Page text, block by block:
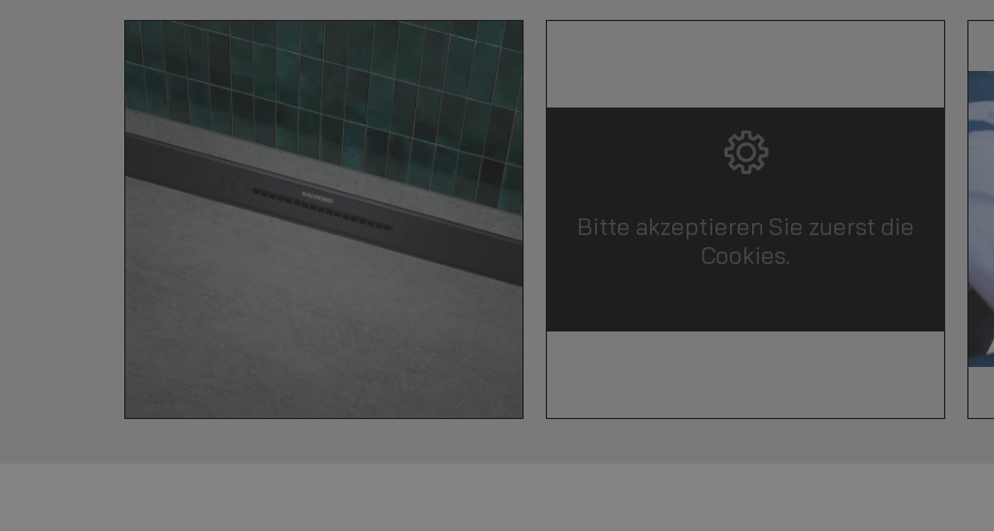
Bitte akzeptieren Sie zuerst die
Cookies.